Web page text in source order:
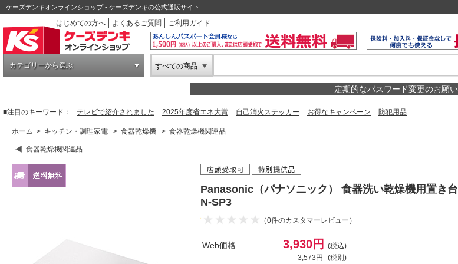
ケーズデンキオンラインショップ - ケーズデンキの公式通販サイト
はじめての方へ
よくあるご質問 ご利用ガイド
カテゴリーから選ぶ すべての商品
定期的なパスワード変更のお願い
■注目のキーワード： テレビで紹介されました 2025年度省エネ大賞 自己消火ステッカー お得なキャンペーン 防犯用品
ホーム > キッチン・調理家電 > 食器乾燥機 > 食器乾燥機関連品
食器乾燥機関連品
Panasonic（パナソニック） 食器洗い乾燥機用置き台
N-SP3
（0件のカスタマーレビュー）
Web価格 3,930円
(税込)
3,573円
(税別)